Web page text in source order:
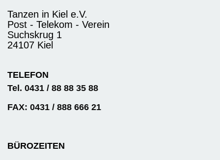
Tanzen in Kiel e.V.
Post - Telekom - Verein
Suchskrug 1
24107 Kiel
TELEFON
Tel. 0431 / 88 88 35 88
FAX: 0431 / 888 666 21
BÜROZEITEN